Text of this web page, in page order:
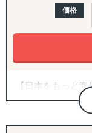
『販路構築チーム』
目的：海外現地
↳ 商談向け資料制
↳ アポイント取得
↳ 契約サポート
『体制構築チーム
目的：海外現地で
3. 越境EC支援（
米国Amazonを中
成・コンテンツ戦
貫で対応。
も対応します。
4. 規制対応（FDA
リューションを提供
・B2B領域（商
ロジー）、B2C領
品/店舗サービス/
上の豊富なプロジ
＜主要サービス
① 初期投資を抑え
トの最大化を目
した海外潜在顧客
価格
【日本をもっと海
弊社は2013年か
プロフェッショ
toCとtoBのハイブ